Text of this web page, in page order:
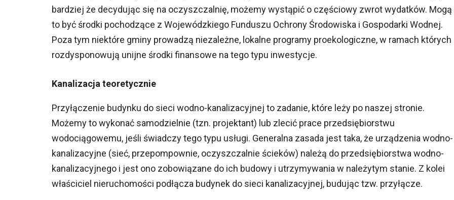
bardziej że decydując się na oczyszczalnię, możemy wystąpić o częściowy zwrot wydatków. Mogą
to być środki pochodzące z Wojewódzkiego Funduszu Ochrony Środowiska i Gospodarki Wodnej.
Poza tym niektóre gminy prowadzą niezależne, lokalne programy proekologiczne, w ramach których
rozdysponowują unijne środki finansowe na tego typu inwestycje.
Kanalizacja teoretycznie
Przyłączenie budynku do sieci wodno-kanalizacyjnej to zadanie, które leży po naszej stronie.
Możemy to wykonać samodzielnie (tzn. projektant) lub zlecić prace przedsiębiorstwu
wodociągowemu, jeśli świadczy tego typu usługi. Generalna zasada jest taka, że urządzenia wodno-
kanalizacyjne (sieć, przepompownie, oczyszczalnie ścieków) należą do przedsiębiorstwa wodno-
kanalizacyjnego i jest ono zobowiązane do ich budowy i utrzymywania w należytym stanie. Z kolei
właściciel nieruchomości podłącza budynek do sieci kanalizacyjnej, budując tzw. przyłącze.